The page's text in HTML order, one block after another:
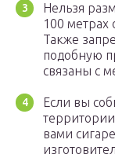
Нельзя
100 метрах
Также
подобную
связаны с
Если вы
вами